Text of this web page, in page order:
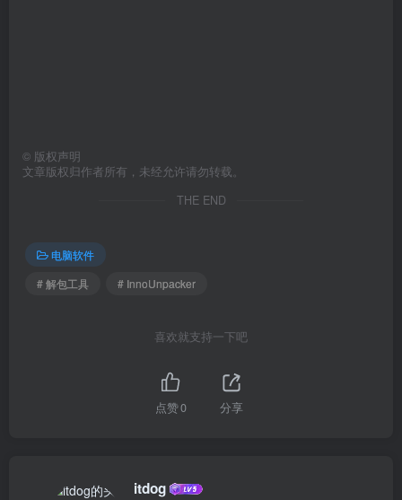
© 版权声明
文章版权归作者所有，未经允许请勿转载。
THE END
电脑软件
# 解包工具
# InnoUnpacker
喜欢就支持一下吧
点赞0 分享
itdog